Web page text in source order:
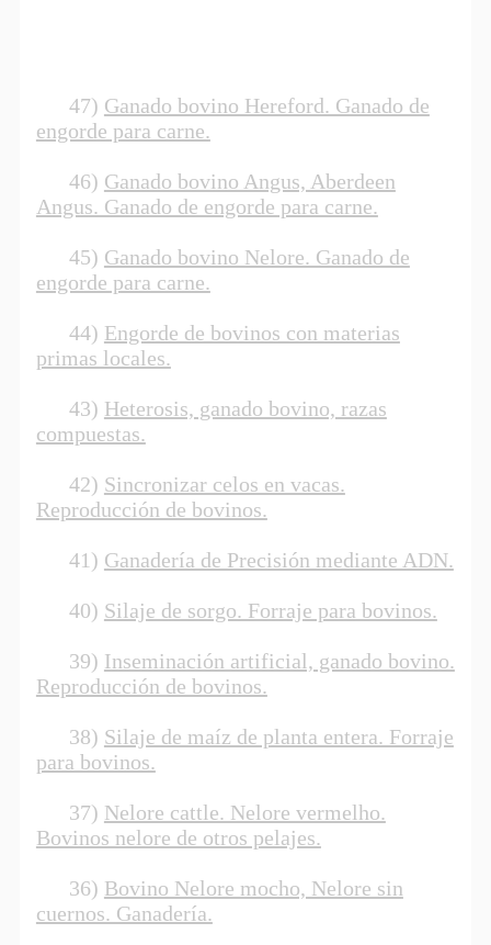
47) Ganado bovino Hereford. Ganado de
engorde para carne.
46) Ganado bovino Angus, Aberdeen
Angus. Ganado de engorde para carne.
45) Ganado bovino Nelore. Ganado de
engorde para carne.
44) Engorde de bovinos con materias
primas locales.
43) Heterosis, ganado bovino, razas
compuestas.
42) Sincronizar celos en vacas.
Reproducción de bovinos.
41) Ganadería de Precisión mediante ADN.
40) Silaje de sorgo. Forraje para bovinos.
39) Inseminación artificial, ganado bovino.
Reproducción de bovinos.
38) Silaje de maíz de planta entera. Forraje
para bovinos.
37) Nelore cattle. Nelore vermelho.
Bovinos nelore de otros pelajes.
36) Bovino Nelore mocho, Nelore sin
cuernos. Ganadería.